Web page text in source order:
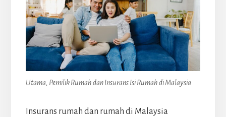
Utama, Pemilik Rumah dan Insurans Isi Rumah di Malaysia
Insurans rumah dan rumah di Malaysia